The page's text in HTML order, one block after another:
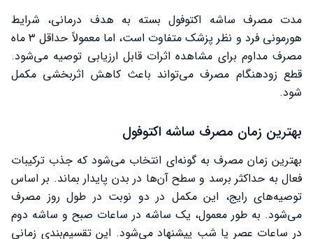
مدت مصرف ساشه اکتوفول بسته به هدف درمانی، شرایط
هورمونی فرد و نظر پزشک متفاوت است، اما معمولاً حداقل ۳ ماه
مصرف مداوم برای مشاهده اثرات قابل ارزیابی توصیه می‌شود.
قطع زودهنگام مصرف می‌تواند باعث کاهش اثربخشی مکمل
شود.
بهترین زمان مصرف ساشه اکتوفول
بهترین زمان مصرف به‌ گونه‌ای انتخاب می‌شود که جذب ترکیبات
فعال به حداکثر برسد و سطح آن‌ها در بدن پایدار بماند. بر اساس
توصیه‌های رایج، این مکمل در دو نوبت در طول روز مصرف
می‌شود. به‌ طور معمول، یک ساشه در ساعات صبح و ساشه دوم
در ساعات عصر یا شب پیشنهاد می‌شود. این تقسیم‌بندی زمانی